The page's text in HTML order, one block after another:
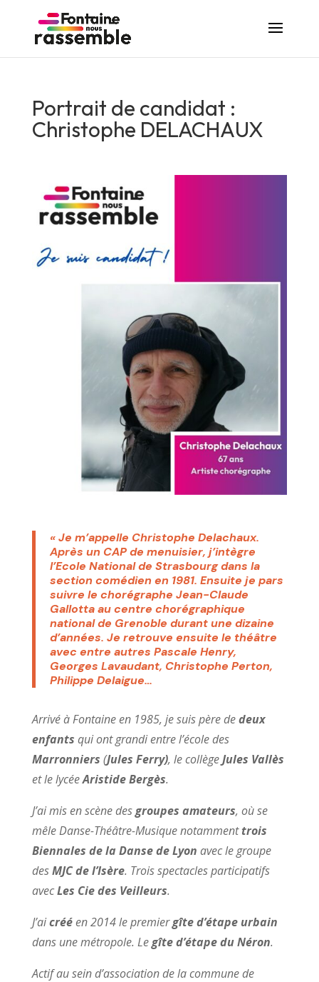
Portrait de candidat :
Christophe DELACHAUX
« Je m’appelle Christophe Delachaux.
Après un CAP de menuisier, j’intègre
l’Ecole National de Strasbourg dans la
section comédien en 1981. Ensuite je pars
suivre le chorégraphe Jean-Claude
Gallotta au centre chorégraphique
national de Grenoble durant une dizaine
d’années. Je retrouve ensuite le théâtre
avec entre autres Pascale Henry,
Georges Lavaudant, Christophe Perton,
Philippe Delaigue…
Arrivé à Fontaine en 1985, je suis père dedeux
enfants qui ont grandi entre l’école des
Marronniers (Jules Ferry), le collègeJules Vallès
et le lycéeAristide Bergès.
J’ai mis en scène desgroupes amateurs, où se
mêle Danse-Théâtre-Musique notammenttrois
Biennales de la Danse de Lyon avec le groupe
desMJC de l’Isère. Trois spectacles participatifs
avecLes Cie des Veilleurs.
J’aicrééen 2014 le premiergîte d’étape urbain
dans une métropole. Legîte d’étape du Néron.
Actif au sein d’association de la commune de